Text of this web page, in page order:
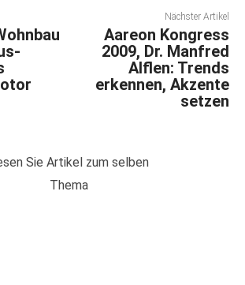
Nächster Artikel
Aareon Kongress
2009, Dr. Manfred
Alflen: Trends
erkennen, Akzente
setzen
Sie Artikel zum selben
Thema